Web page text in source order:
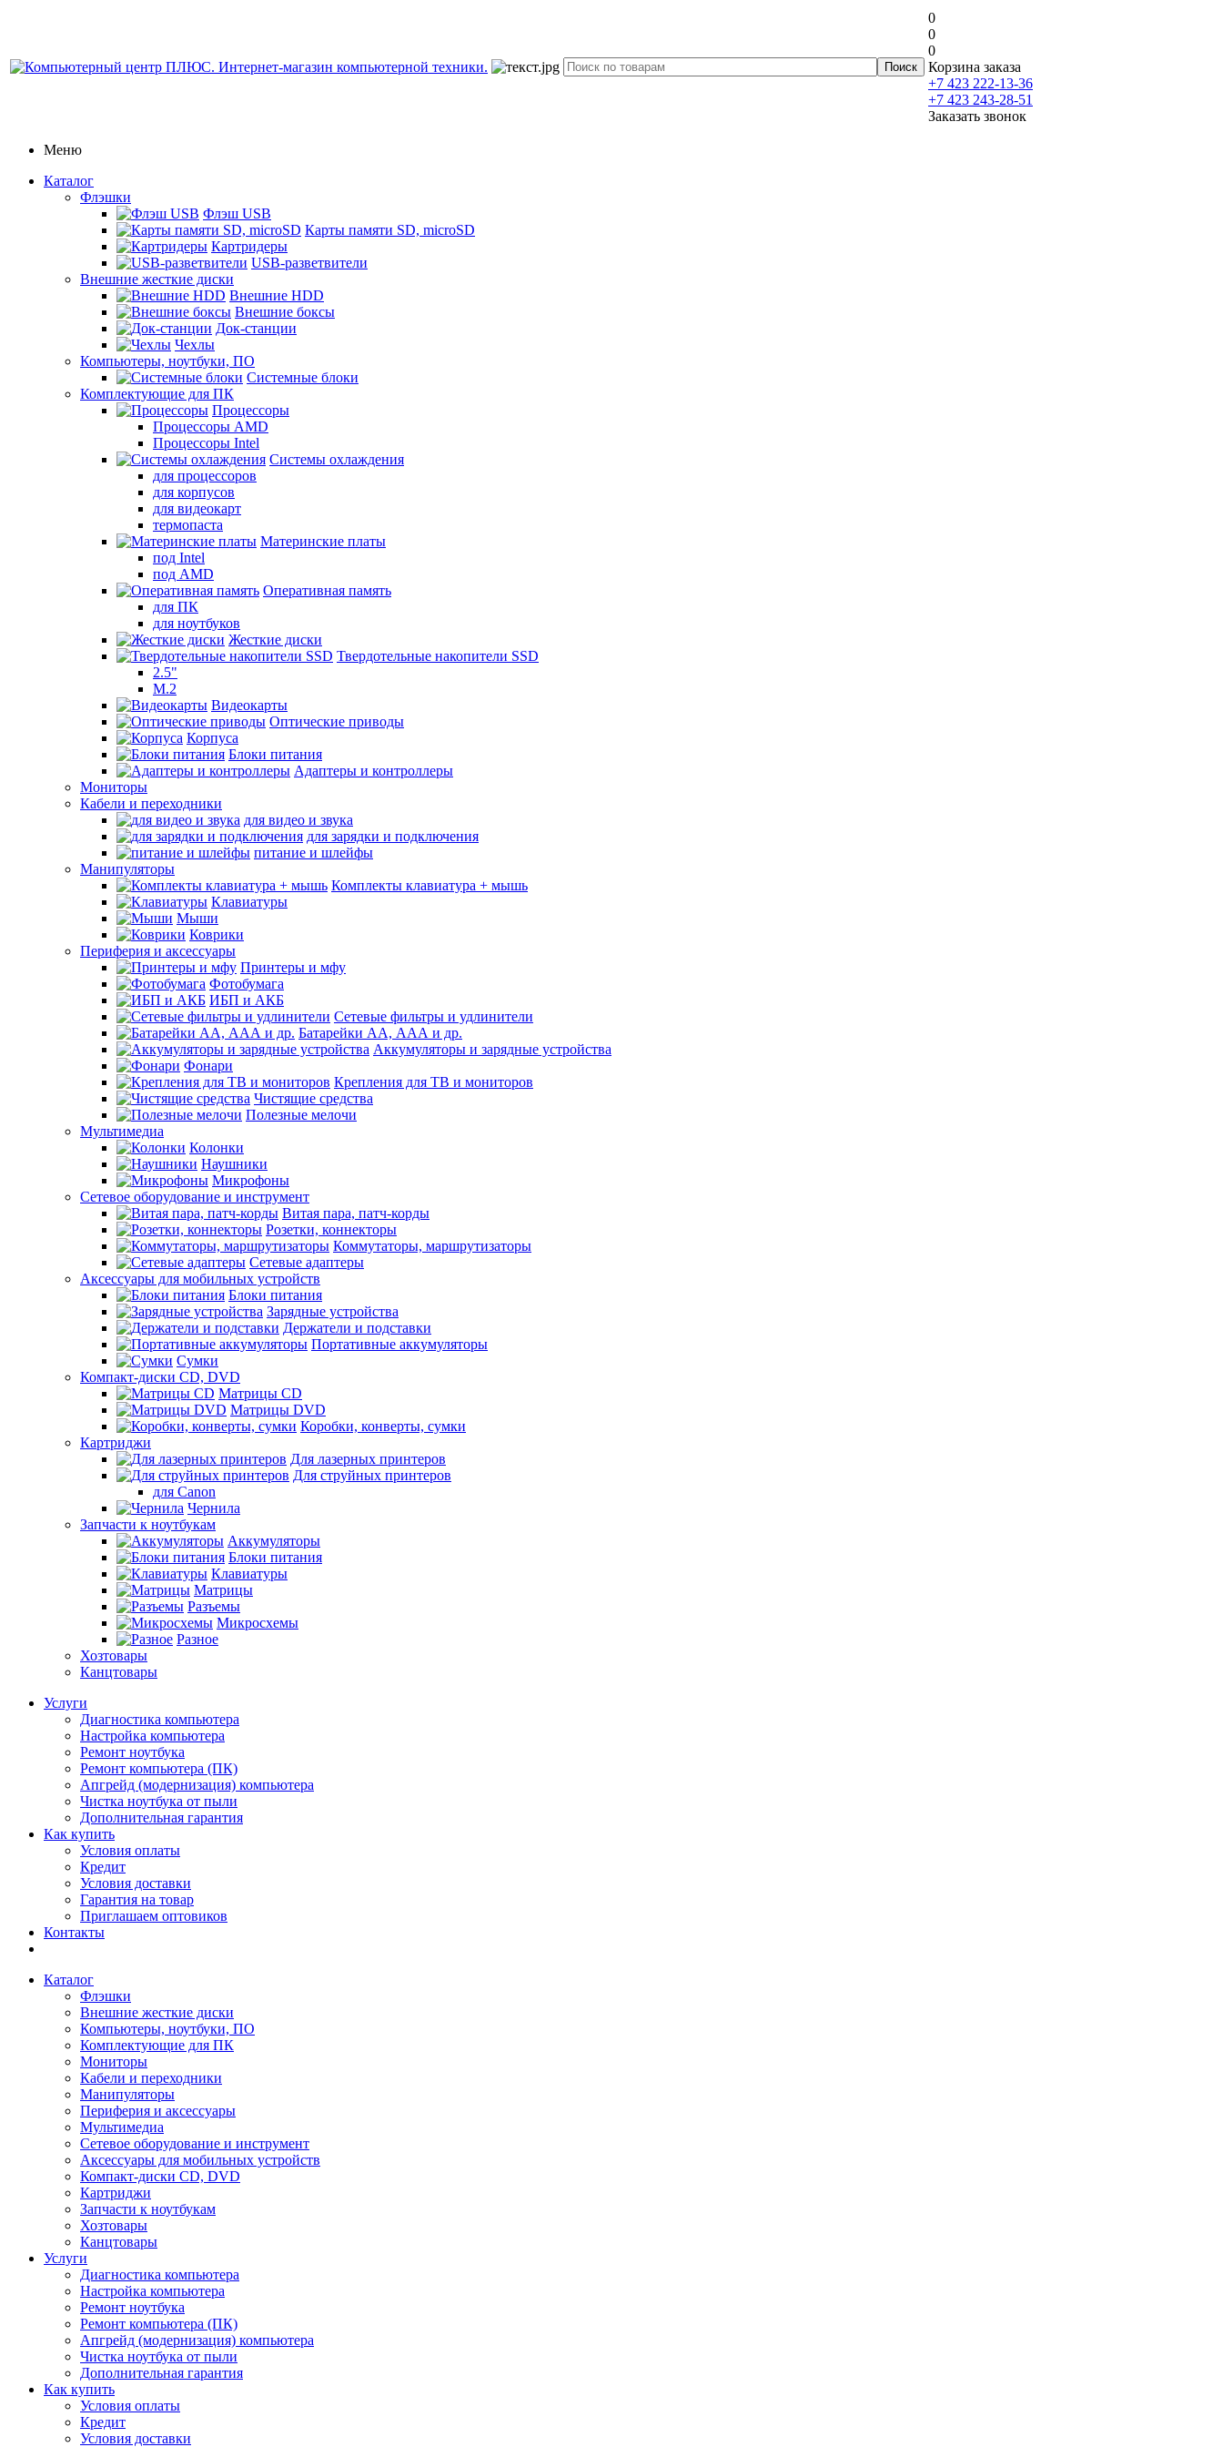
0
0
0
Корзина заказа
+7 423 222-13-36
+7 423 243-28-51
Заказать звонок
Меню
Каталог
Флэшки
Флэш USB
Карты памяти SD, microSD
Картридеры
USB-разветвители
Внешние жесткие диски
Внешние HDD
Внешние боксы
Док-станции
Чехлы
Компьютеры, ноутбуки, ПО
Системные блоки
Комплектующие для ПК
Процессоры
Процессоры AMD
Процессоры Intel
Системы охлаждения
для процессоров
для корпусов
для видеокарт
термопаста
Материнские платы
под Intel
под AMD
Оперативная память
для ПК
для ноутбуков
Жесткие диски
Твердотельные накопители SSD
2.5"
M.2
Видеокарты
Оптические приводы
Корпуса
Блоки питания
Адаптеры и контроллеры
Мониторы
Кабели и переходники
для видео и звука
для зарядки и подключения
питание и шлейфы
Манипуляторы
Комплекты клавиатура + мышь
Клавиатуры
Мыши
Коврики
Периферия и аксессуары
Принтеры и мфу
Фотобумага
ИБП и АКБ
Сетевые фильтры и удлинители
Батарейки АА, ААА и др.
Аккумуляторы и зарядные устройства
Фонари
Крепления для ТВ и мониторов
Чистящие средства
Полезные мелочи
Мультимедиа
Колонки
Наушники
Микрофоны
Сетевое оборудование и инструмент
Витая пара, патч-корды
Розетки, коннекторы
Коммутаторы, маршрутизаторы
Сетевые адаптеры
Аксессуары для мобильных устройств
Блоки питания
Зарядные устройства
Держатели и подставки
Портативные аккумуляторы
Сумки
Компакт-диски CD, DVD
Матрицы CD
Матрицы DVD
Коробки, конверты, сумки
Картриджи
Для лазерных принтеров
Для струйных принтеров
для Canon
Чернила
Запчасти к ноутбукам
Аккумуляторы
Блоки питания
Клавиатуры
Матрицы
Разъемы
Микросхемы
Разное
Хозтовары
Канцтовары
Услуги
Диагностика компьютера
Настройка компьютера
Ремонт ноутбука
Ремонт компьютера (ПК)
Апгрейд (модернизация) компьютера
Чистка ноутбука от пыли
Дополнительная гарантия
Как купить
Условия оплаты
Кредит
Условия доставки
Гарантия на товар
Приглашаем оптовиков
Контакты
Каталог
Флэшки
Внешние жесткие диски
Компьютеры, ноутбуки, ПО
Комплектующие для ПК
Мониторы
Кабели и переходники
Манипуляторы
Периферия и аксессуары
Мультимедиа
Сетевое оборудование и инструмент
Аксессуары для мобильных устройств
Компакт-диски CD, DVD
Картриджи
Запчасти к ноутбукам
Хозтовары
Канцтовары
Услуги
Диагностика компьютера
Настройка компьютера
Ремонт ноутбука
Ремонт компьютера (ПК)
Апгрейд (модернизация) компьютера
Чистка ноутбука от пыли
Дополнительная гарантия
Как купить
Условия оплаты
Кредит
Условия доставки